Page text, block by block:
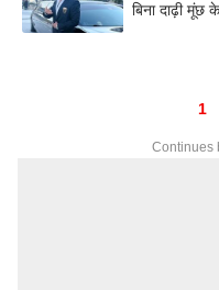
बिना दाढ़ी मूंछ
1
Continues